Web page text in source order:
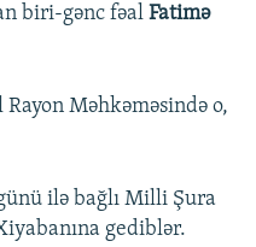
biri-gənc fəal Fatimə
Məhkəməsində o,
ilə bağlı Milli Şura
gediblər.